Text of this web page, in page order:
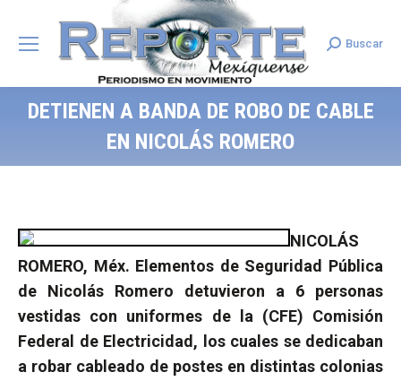
Search:
Buscar
DETIENEN A BANDA DE ROBO DE CABLE
EN NICOLÁS ROMERO
NICOLÁS
ROMERO, Méx. Elementos de Seguridad Pública
de Nicolás Romero detuvieron a 6 personas
vestidas con uniformes de la (CFE) Comisión
Federal de Electricidad, los cuales se dedicaban
a robar cableado de postes en distintas colonias